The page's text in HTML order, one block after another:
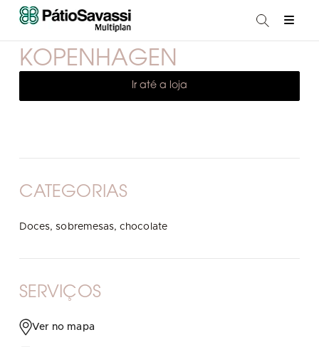
KOPENHAGEN
Ir até a loja
CATEGORIAS
Doces, sobremesas, chocolate
SERVIÇOS
Ver no mapa